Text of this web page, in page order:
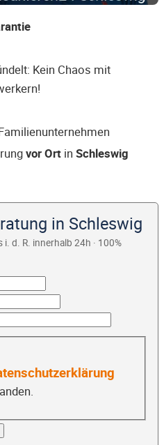
Kein Chaos mit
vor Ort in Schleswig
in Schleswig
d. R. innerhalb 24h · 100%